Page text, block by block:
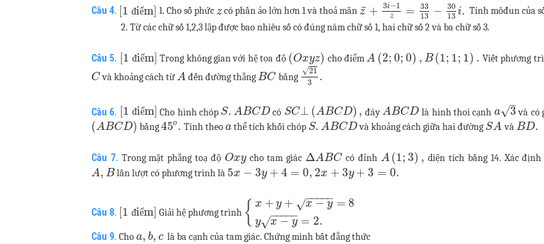
Câu 4. [1 điểm] 1. Cho số phứczcó phần ảo lớn hơn 1 và thoả mãnz
¯ + 3i−1
z = 33
13 − 30
13 i. Tính môđun của
2. Từ các chữ số 1,2,3 lập được bao nhiêu số có đúng năm chữ số 1, hai chữ số 2 và ba chữ số 3.
Câu 5. [1 điểm] Trong không gian với hệ tọa độ (Oxyz) cho điểmA (2; 0; 0) , B (1; 1; 1) . Viết phương
Cvà khoảng cách từAđến đường thẳngBC bằng
21
√
3
.
Câu 6. [1 điểm] Cho hình chóp S. ABCDcó SC⊥ (ABCD) , đáyABCD là hình thoi cạnh a 3
–
√ và có
(ABCD) bằng45o. Tính theoathể tích khối chóp S. ABCDvà khoảng cách giữa hai đường SA vàBD.
Câu 7. Trong mặt phẳng toạ độ Oxycho tam giác ΔABC có đỉnh A (1; 3) , diện tích bằng 14. Xác
A, Blần lượt có phương trình là 5x − 3y + 4 = 0, 2x + 3y + 3 = 0.
Câu 8. [1 điểm] Giải hệ phương trình { x + y + x − y
− −
−−−
√ = 8
y x − y
− −
−−−
√ = 2.
Câu 9. Choa, b, clà ba cạnh của tam giác. Chứng minh bất đẳng thức